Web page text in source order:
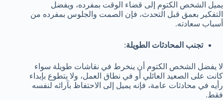
يميل الشخص الكتوم إلى قضاء الوقت بمفرده، ويفضل
التفكير بعمق قبل التحدث، فإن الصمت والجلوس بمفرده من
أسباب سعادته.
تجنب المحادثات الطويلة:
لا يفضل الشخص الكتوم أن ينخرط في نقاشات طويلة سواء
كانت على الصعيد العائلي أو في نطاق العمل، ولا يتطوع بإبداء
رأيه في محادثات عامة، فإنه يميل إلى الاحتفاظ بآرائه لنفسه
فقط.